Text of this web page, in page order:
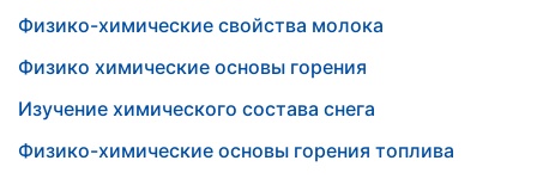
Физико-химические свойства молока
Физико химические основы горения
Изучение химического состава снега
Физико-химические основы горения топлива